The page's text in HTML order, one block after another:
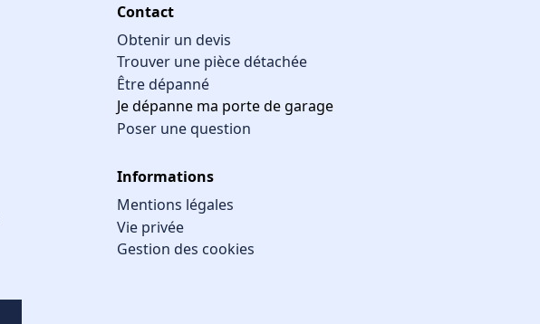
Contact
Obtenir un devis
Trouver une pièce détachée
Être dépanné
Je dépanne ma porte de garage
Poser une question
Informations
Mentions légales
Vie privée
Gestion des cookies